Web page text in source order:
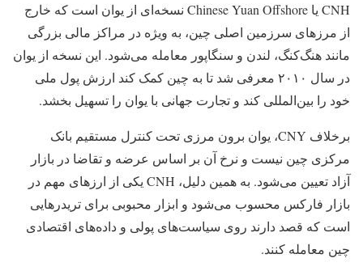
CNH یا Chinese Yuan Offshore نسخه‌ای از یوان است که خارج
از مرزهای سرزمین اصلی چین، به‌ ویژه در مراکز مالی بزرگی
مانند هنگ‌کنگ، لندن و سنگاپور معامله می‌شود. این نسخه از یوان
در سال ۲۰۱۰ معرفی شد تا به چین کمک کند ارزش پول ملی
خود را بین‌المللی‌ کند و تجارت جهانی با یوان را تسهیل بخشد.
برخلاف CNY، یوان برون‌ مرزی تحت کنترل مستقیم بانک
مرکزی چین نیست و نرخ آن بر اساس عرضه و تقاضا در بازار
آزاد تعیین می‌شود. به همین دلیل، CNH یکی از ارزهای مهم در
بازار فارکس محسوب می‌شود و ابزار محبوبی برای تریدرهایی
است که قصد دارند روی سیاست‌های پولی و داده‌های اقتصادی
چین معامله کنند.